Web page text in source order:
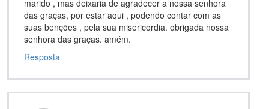
marido , mas deixaria de agradecer a nossa senhora
das graças, por estar aqui , podendo contar com as
suas benções , pela sua misericordia. obrigada nossa
senhora das graças. amém.
Resposta